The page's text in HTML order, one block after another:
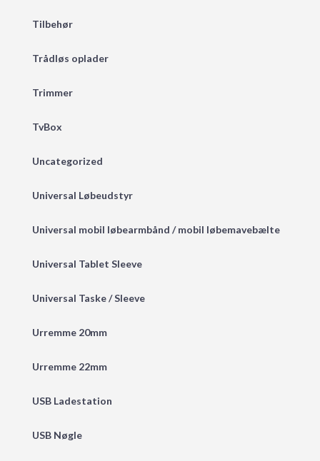
Tilbehør
Trådløs oplader
Trimmer
TvBox
Uncategorized
Universal Løbeudstyr
Universal mobil løbearmbånd / mobil løbemavebælte
Universal Tablet Sleeve
Universal Taske / Sleeve
Urremme 20mm
Urremme 22mm
USB Ladestation
USB Nøgle